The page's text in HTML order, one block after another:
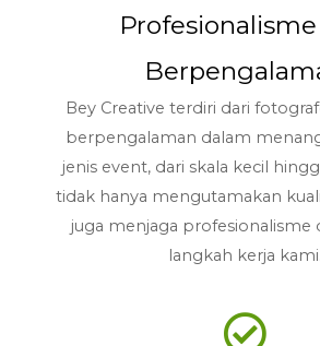
Bey Creative terdiri dari
berpengalaman dalam
jenis event, dari skala kecil
tidak hanya mengutamakan
juga menjaga profesionalisme
langkah kerja kami.